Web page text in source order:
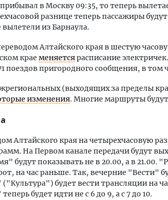
в Москву 09:35, то теперь
разнице теперь пассажиры
из Барнаула.
Алтайского края в шестую
крае меняетсярасписание
поездов пригородного сообщения, в том
(выходящих за пределы
изменения. Многие маршруты
Алтайского края на четырехчасовую
На Первом канале передачи будут
будут показывать не в 20.00, а в 21.00.
на час раньше. Так, вечерние "Вести"
будет вести трансляции на
будет идти не с 6 до 9, а с 7 до 10.